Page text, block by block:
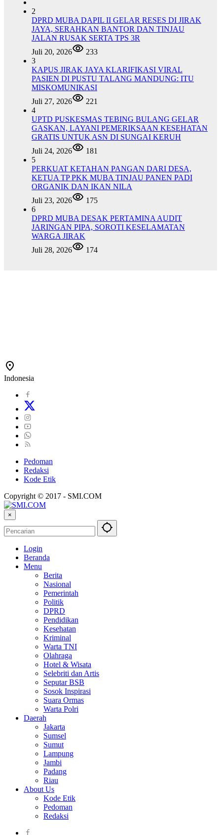
2
DPRD MUBA DAPIL II GELAR RESES DI JIRAK
JAYA, SERAHKAN BANTOR DAN TINJAU
JALAN RUSAK SERTA TPS 3R
Juli 20, 2026
233
3
KAPUS JIRAK JAYA KLARIFIKASI VIRAL
PASIEN DI PUSTU TALANG MANDUNG: ITU
MISKOMUNIKASI
Juli 27, 2026
221
4
UPTD PUSKESMAS TEBING BULANG GELAR
GASKAN, LAYANI PEMERIKSAAN KESEHATAN
GRATIS UNTUK ASN DI SUNGAI KERUH
Juli 24, 2026
181
5
PERKUAT KETAHAN PANGAN DARI DESA,
KETUA TP PKK MUBA TINJAU PANEN PADI
ORGANIK DAN IKAN NILA
Juli 23, 2026
175
6
DPRD MUBA DESAK PERTAMINA AUDIT
JARINGAN PIPA, SOROTI KESELAMATAN
WARGA JIRAK
Juli 28, 2026
174
Indonesia
Pedoman
Redaksi
Kode Etik
Copyright © 2017 - SMI.COM
×
Login
Beranda
Menu
Berita
Nasional
Pemerintah
Politik
DPRD
Pendidikan
Kesehatan
Kriminal
Warta TNI
Olahraga
Hotel & Wisata
Selebriti dan Artis
Seputar BSB
Sosok Inspirasi
Suara Ormas
Warta Polri
Daerah
Jakarta
Sumsel
Sumut
Lampung
Jambi
Padang
Riau
About Us
Kode Etik
Pedoman
Redaksi